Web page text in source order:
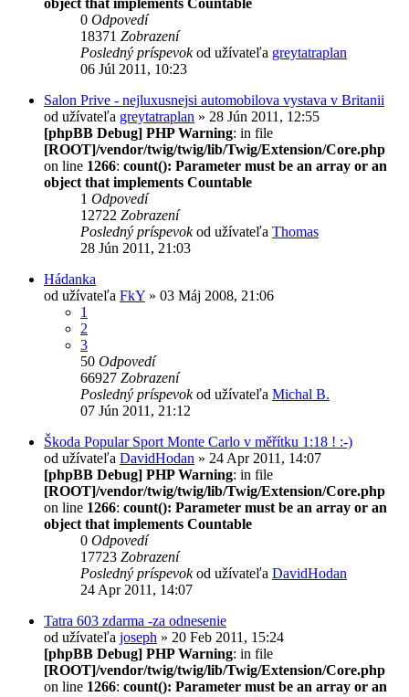
0 Odpovedí
18371 Zobrazení
Posledný príspevokod užívateľa greytatraplan
06 Júl 2011, 10:23
Salon Prive - nejluxusnejsi automobilova vystava v Britanii
od užívateľa greytatraplan » 28 Jún 2011, 12:55
[phpBB Debug] PHP Warning: in file
[ROOT]/vendor/twig/twig/lib/Twig/Extension/Core.php
on line 1266: count(): Parameter must be an array or an
object that implements Countable
1 Odpovedí
12722 Zobrazení
Posledný príspevokod užívateľa Thomas
28 Jún 2011, 21:03
Hádanka
od užívateľa FkY » 03 Máj 2008, 21:06
1
2
3
50 Odpovedí
66927 Zobrazení
Posledný príspevokod užívateľa Michal B.
07 Jún 2011, 21:12
Škoda Popular Sport Monte Carlo v měřítku 1:18 ! :-)
od užívateľa DavidHodan » 24 Apr 2011, 14:07
[phpBB Debug] PHP Warning: in file
[ROOT]/vendor/twig/twig/lib/Twig/Extension/Core.php
on line 1266: count(): Parameter must be an array or an
object that implements Countable
0 Odpovedí
17723 Zobrazení
Posledný príspevokod užívateľa DavidHodan
24 Apr 2011, 14:07
Tatra 603 zdarma -za odnesenie
od užívateľa joseph » 20 Feb 2011, 15:24
[phpBB Debug] PHP Warning: in file
[ROOT]/vendor/twig/twig/lib/Twig/Extension/Core.php
on line 1266: count(): Parameter must be an array or an